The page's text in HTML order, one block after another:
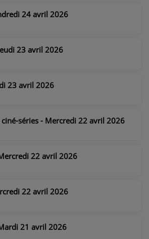
24 avril 2026
23 avril 2026
23 avril 2026
séries - Mercredi 22 avril 2026
22 avril 2026
22 avril 2026
21 avril 2026